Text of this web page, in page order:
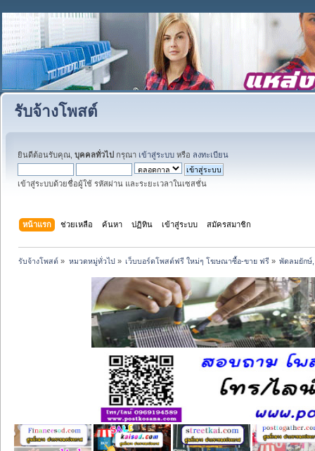
รับจ้างโพสต์
ยินดีต้อนรับคุณ, บุคคลทั่วไป กรุณา เข้าสู่ระบบ หรือ ลงทะเบียน
เข้าสู่ระบบด้วยชื่อผู้ใช้ รหัสผ่าน และระยะเวลาในเซสชั่น
หน้าแรก ช่วยเหลือ ค้นหา ปฏิทิน เข้าสู่ระบบ สมัครสมาชิก
รับจ้างโพสต์ » หมวดหมู่ทั่วไป» เว็บบอร์ดโพสต์ฟรี ใหม่ๆ โฆษณาซื้อ-ขาย ฟรี» พัดลมยักษ์